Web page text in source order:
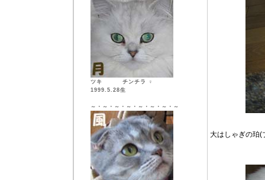
ツキ チンチラ ♀
1999.5.28生
～・～・～・～・～・～・～・～
大はしゃぎの珀(